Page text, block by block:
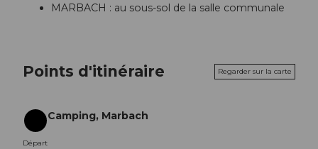
MARBACH : au sous-sol de la salle communale
Points d'itinéraire Regarder sur la carte
Départ
Départ
Camping, Marbach